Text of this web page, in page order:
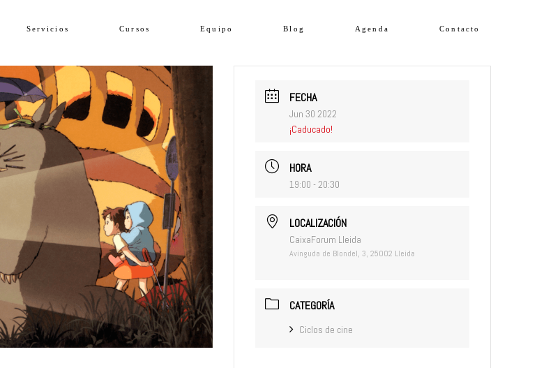
Servicios Cursos Equipo Blog Agenda Contacto
FECHA
Jun 30 2022
¡Caducado!
HORA
19:00 - 20:30
LOCALIZACIÓN
CaixaForum Lleida
Avinguda de Blondel, 3, 25002 Lleida
CATEGORÍA
Ciclos de cine